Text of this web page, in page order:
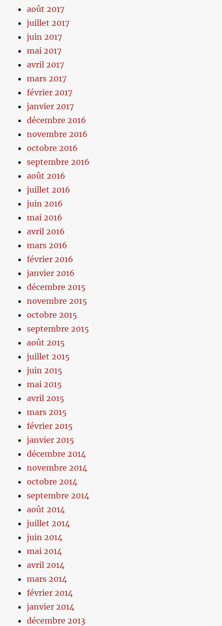
août 2017
juillet 2017
juin 2017
mai 2017
avril 2017
mars 2017
février 2017
janvier 2017
décembre 2016
novembre 2016
octobre 2016
septembre 2016
août 2016
juillet 2016
juin 2016
mai 2016
avril 2016
mars 2016
février 2016
janvier 2016
décembre 2015
novembre 2015
octobre 2015
septembre 2015
août 2015
juillet 2015
juin 2015
mai 2015
avril 2015
mars 2015
février 2015
janvier 2015
décembre 2014
novembre 2014
octobre 2014
septembre 2014
août 2014
juillet 2014
juin 2014
mai 2014
avril 2014
mars 2014
février 2014
janvier 2014
décembre 2013